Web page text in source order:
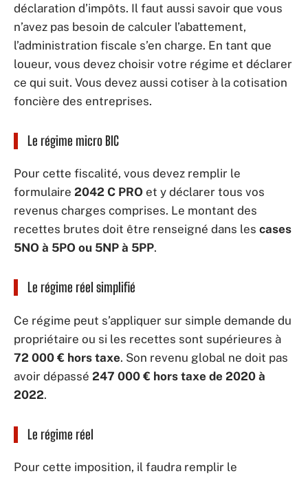
déclaration d’impôts. Il faut aussi savoir que vous
n’avez pas besoin de calculer l’abattement,
l’administration fiscale s’en charge. En tant que
loueur, vous devez choisir votre régime et déclarer
ce qui suit. Vous devez aussi cotiser à la cotisation
foncière des entreprises.
Le régime micro BIC
Pour cette fiscalité, vous devez remplir le
formulaire 2042 C PRO et y déclarer tous vos
revenus charges comprises. Le montant des
recettes brutes doit être renseigné dans les cases
5NO à 5PO ou 5NP à 5PP.
Le régime réel simplifié
Ce régime peut s’appliquer sur simple demande du
propriétaire ou si les recettes sont supérieures à
72 000 € hors taxe. Son revenu global ne doit pas
avoir dépassé 247 000 € hors taxe de 2020 à
2022.
Le régime réel
Pour cette imposition, il faudra remplir le